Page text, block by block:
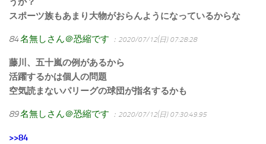
スポーツ族もあまり大物がおらんようになっているからな
84名無しさん＠恐縮です ：2020/07/12(日) 07:28:28
藤川、五十嵐の例があるから
活躍するかは個人の問題
空気読まないパリーグの球団が指名するかも
89名無しさん＠恐縮です ：2020/07/12(日) 07:30:49.95
>>84